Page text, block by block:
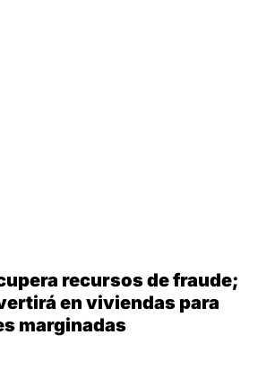
recursos de fraude;
en viviendas para
marginadas